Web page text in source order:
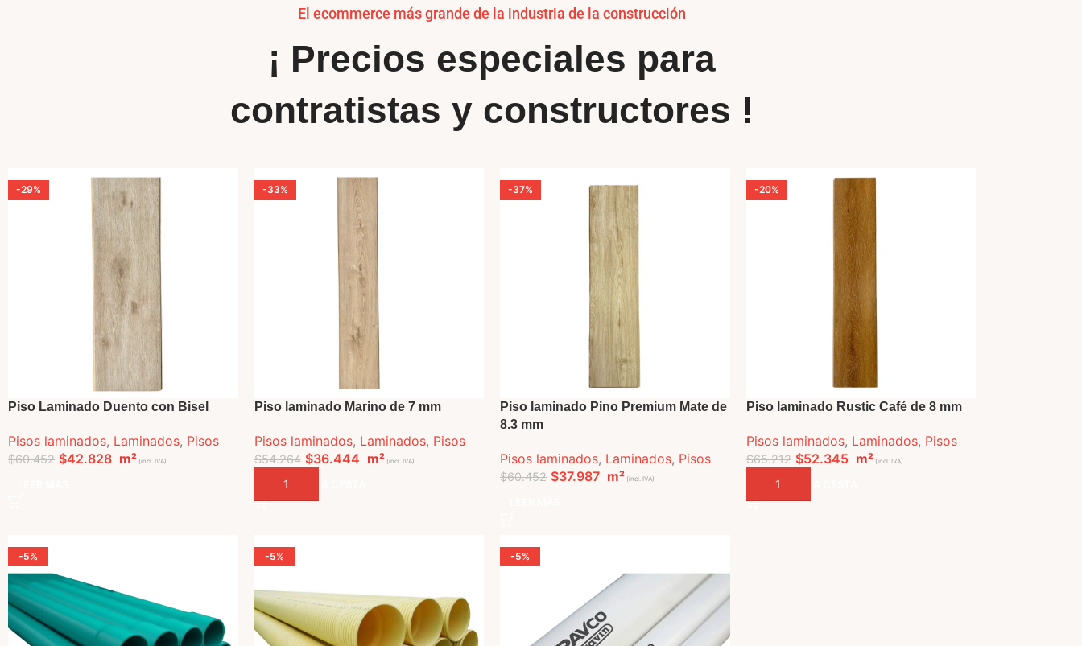
El ecommerce más grande de la industria de la construcción
¡ Precios especiales para
contratistas y constructores !
-29%
Piso Laminado Duento con Bisel
Pisos laminados, Laminados, Pisos
$60.452 $42.828 m² (incl. IVA)
-33%
Piso laminado Marino de 7 mm
Pisos laminados, Laminados, Pisos
$54.264 $36.444 m²(incl. IVA)
AÑADIR A LA CESTA
-37%
Piso laminado Pino Premium Mate de
8.3 mm
Pisos laminados, Laminados, Pisos
$60.452 $37.987 m² (incl. IVA)
-20%
Piso laminado Rustic Café de 8 mm
Pisos laminados, Laminados, Pisos
$65.212 $52.345 m²(incl. IVA)
AÑADIR A LA CESTA
-5% -5% -5%